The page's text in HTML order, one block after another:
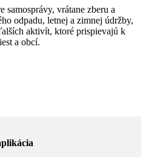
samosprávy, vrátane zberu a
odpadu, letnej a zimnej údržby,
aktivít, ktoré prispievajú k
a obcí.